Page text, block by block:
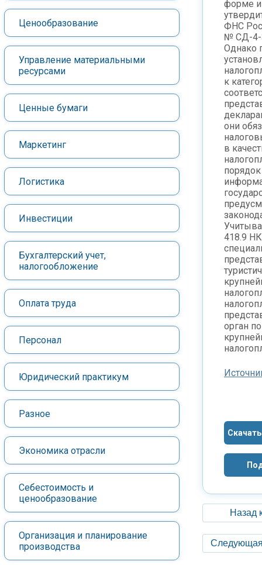
Ценообразование
Управление материальными
ресурсами
Ценные бумаги
Маркетинг
Логистика
Инвестиции
Бухгалтерский учет,
налогообложение
Оплата труда
Персонал
Юридический практикум
Разное
Экономика отрасли
Себестоимость и
ценообразование
Организация и планирование
производства
форме и
ФНС
№ СД-4-
Однако
к
они
в
418.9
орган
Назад
Следующая